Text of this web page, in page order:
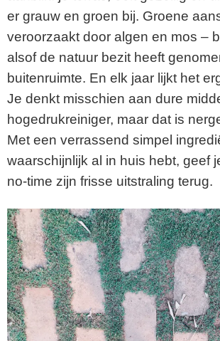
er grauw en groen bij. Groene
veroorzaakt door algen en mos –
alsof de natuur bezit heeft
buitenruimte. En elk jaar lijkt het
Je denkt misschien aan dure
hogedrukreiniger, maar dat is
Met een verrassend simpel
waarschijnlijk al in huis hebt, geef
no-time zijn frisse uitstraling terug.